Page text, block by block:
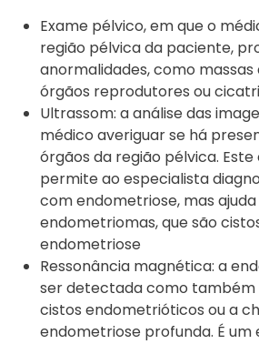
Exame pélvico, em que o
região pélvica da paciente,
anormalidades, como massas
órgãos reprodutores ou
Ultrassom: a análise das
médico averiguar se há
órgãos da região pélvica. Este
permite ao especialista
com endometriose, mas
endometriomas, que são
endometriose
Ressonância magnética: a
ser detectada como também
cistos endometrióticos ou a
endometriose profunda. É um